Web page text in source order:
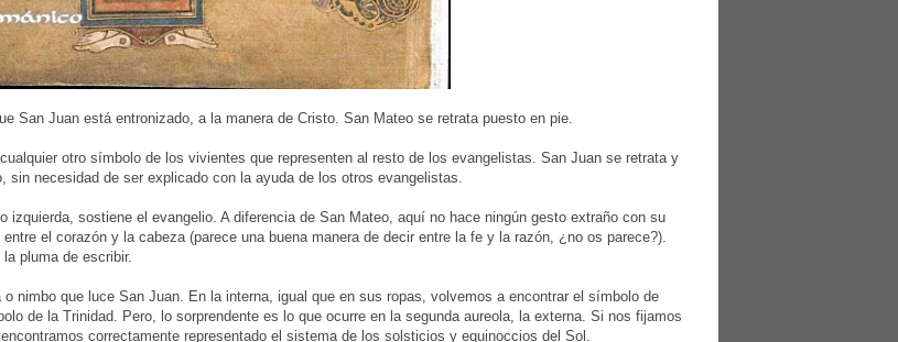
San Juan está entronizado, a la manera de Cristo. San Mateo se retrata puesto en pie.
otro símbolo de los vivientes que representen al resto de los evangelistas. San Juan se retrata y
sin necesidad de ser explicado con la ayuda de los otros evangelistas.
izquierda, sostiene el evangelio. A diferencia de San Mateo, aquí no hace ningún gesto extraño con su
el corazón y la cabeza (parece una buena manera de decir entre la fe y la razón, ¿no os parece?).
pluma de escribir.
o nimbo que luce San Juan. En la interna, igual que en sus ropas, volvemos a encontrar el símbolo de
de la Trinidad. Pero, lo sorprendente es lo que ocurre en la segunda aureola, la externa. Si nos fijamos
correctamente representado el sistema de los solsticios y equinoccios del Sol.